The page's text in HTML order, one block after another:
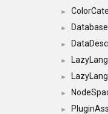
►
►
►
►
►
►
►